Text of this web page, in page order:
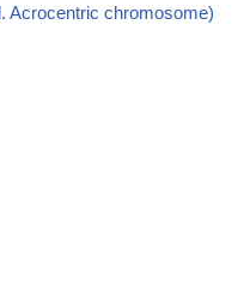
Acrocentric chromosome)